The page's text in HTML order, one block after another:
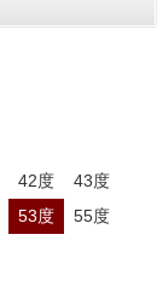
42度
43度
53度
55度